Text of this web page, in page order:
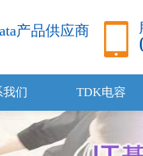
产品供应商
我们 TDK电容